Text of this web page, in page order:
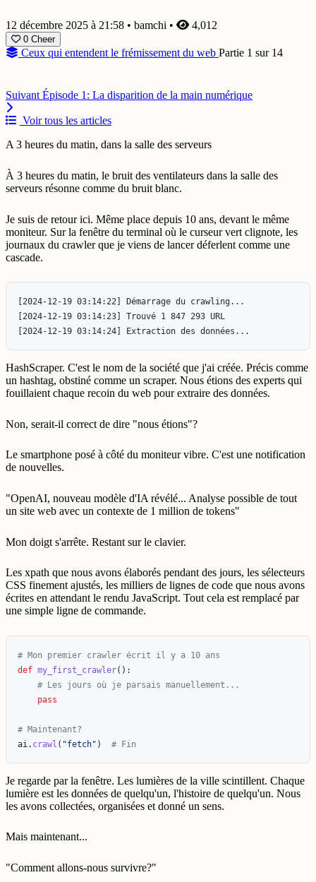
12 décembre 2025 à 21:58 • bamchi • 4,012
0 Cheer
Ceux qui entendent le frémissement du web Partie 1 sur 14
Suivant Épisode 1: La disparition de la main numérique
Voir tous les articles
A 3 heures du matin, dans la salle des serveurs
À 3 heures du matin, le bruit des ventilateurs dans la salle des
serveurs résonne comme du bruit blanc.
Je suis de retour ici. Même place depuis 10 ans, devant le même
moniteur. Sur la fenêtre du terminal où le curseur vert clignote, les
journaux du crawler que je viens de lancer déferlent comme une
cascade.
[2024-12-19 03:14:22] Démarrage du crawling...
[2024-12-19 03:14:23] Trouvé 1 847 293 URL
HashScraper. C'est le nom de la société que j'ai créée. Précis comme
un hashtag, obstiné comme un scraper. Nous étions des experts qui
fouillaient chaque recoin du web pour extraire des données.
Non, serait-il correct de dire "nous étions"?
Le smartphone posé à côté du moniteur vibre. C'est une notification
de nouvelles.
"OpenAI, nouveau modèle d'IA révélé... Analyse possible de tout
un site web avec un contexte de 1 million de tokens"
Mon doigt s'arrête. Restant sur le clavier.
Les xpath que nous avons élaborés pendant des jours, les sélecteurs
CSS finement ajustés, les milliers de lignes de code que nous avons
écrites en attendant le rendu JavaScript. Tout cela est remplacé par
une simple ligne de commande.
def my_first_crawler():
pass
ai . crawl ( "fetch" )
Je regarde par la fenêtre. Les lumières de la ville scintillent. Chaque
lumière est les données de quelqu'un, l'histoire de quelqu'un. Nous
les avons collectées, organisées et donné un sens.
Mais maintenant...
"Comment allons-nous survivre?"